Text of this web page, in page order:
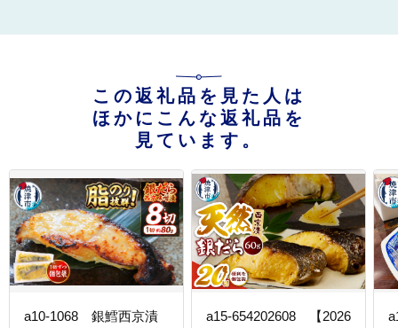
この返礼品を見た人は
ほかにこんな返礼品を
見ています。
a10-1068 銀鱈西京漬
a15-654202608 【2026